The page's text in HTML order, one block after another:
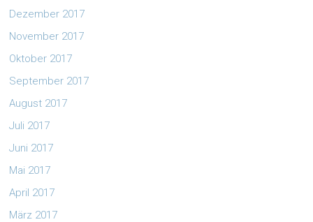
Dezember 2017
November 2017
Oktober 2017
September 2017
August 2017
Juli 2017
Juni 2017
Mai 2017
April 2017
März 2017